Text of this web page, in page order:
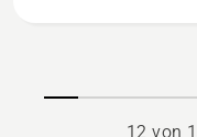
anzeigen
12 von